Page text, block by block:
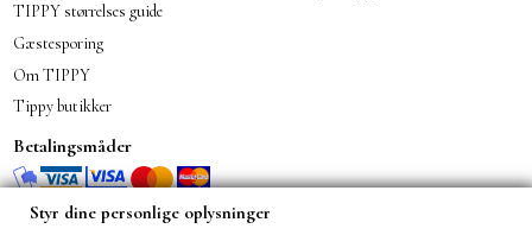
TIPPY størrelses guide
Gæstesporing
Om TIPPY
Tippy butikker
Betalingsmåder
Styr dine personlige oplysninger
Styr dine personlige oplysninger